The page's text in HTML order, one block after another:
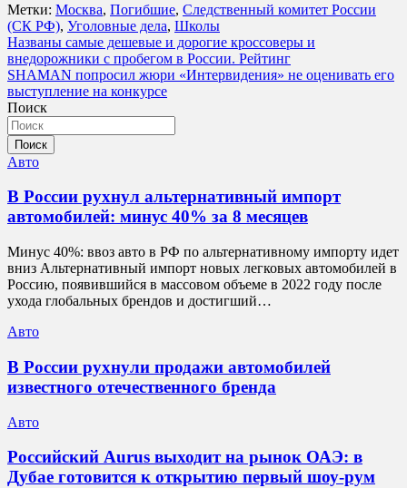
Метки: Москва, Погибшие, Следственный комитет России
(СК РФ), Уголовные дела, Школы
Навигация
по
записям
Названы самые дешевые и дорогие кроссоверы и
внедорожники с пробегом в России. Рейтинг
SHAMAN попросил жюри «Интервидения» не оценивать его
выступление на конкурсе
Поиск
Поиск
Авто
В России рухнул альтернативный импорт
автомобилей: минус 40% за 8 месяцев
Минус 40%: ввоз авто в РФ по альтернативному импорту идет
вниз Альтернативный импорт новых легковых автомобилей в
Россию, появившийся в массовом объеме в 2022 году после
ухода глобальных брендов и достигший…
Авто
В России рухнули продажи автомобилей
известного отечественного бренда
Авто
Российский Aurus выходит на рынок ОАЭ: в
Дубае готовится к открытию первый шоу-рум